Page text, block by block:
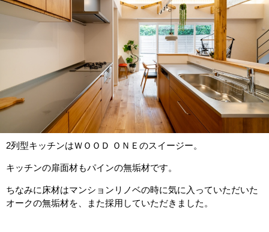
2列型キッチンはＷＯＯＤ ＯＮＥのスイージー。
キッチンの扉面材もパインの無垢材です。
ちなみに床材はマンションリノベの時に気に入っていただいた
オークの無垢材を、また採用していただきました。